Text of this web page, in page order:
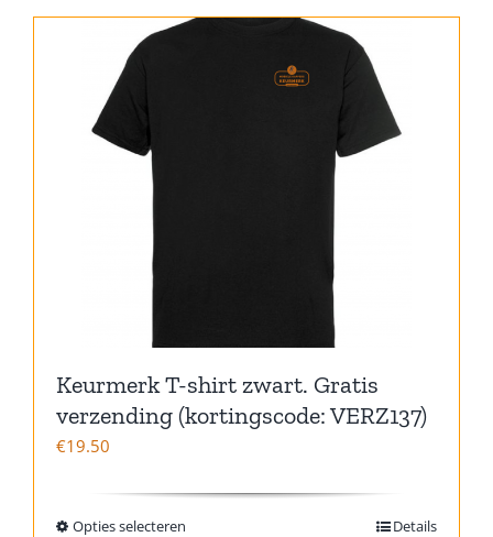
Keurmerk T-shirt zwart. Gratis
verzending (kortingscode: VERZ137)
€19.50
Opties selecteren Details